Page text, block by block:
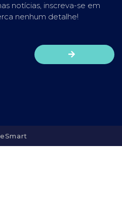
notícias, inscreva-se em
nenhum detalhe!